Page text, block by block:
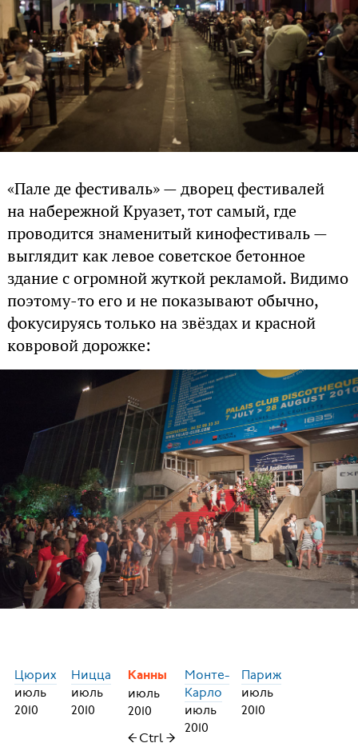
«Пале де фестиваль» — дворец фестивалей
на набережной Круазет, тот самый, где
проводится знаменитый кинофестиваль —
выглядит как левое советское бетонное
здание с огромной жуткой рекламой. Видимо
поэтому-то его и не показывают обычно,
фокусируясь только на звёздах и красной
ковровой дорожке:
Цюрих
июль
2010
Ницца
июль
2010
Канны
июль
2010
← Ctrl →
Монте-
Карло
июль
2010
Париж
июль
2010